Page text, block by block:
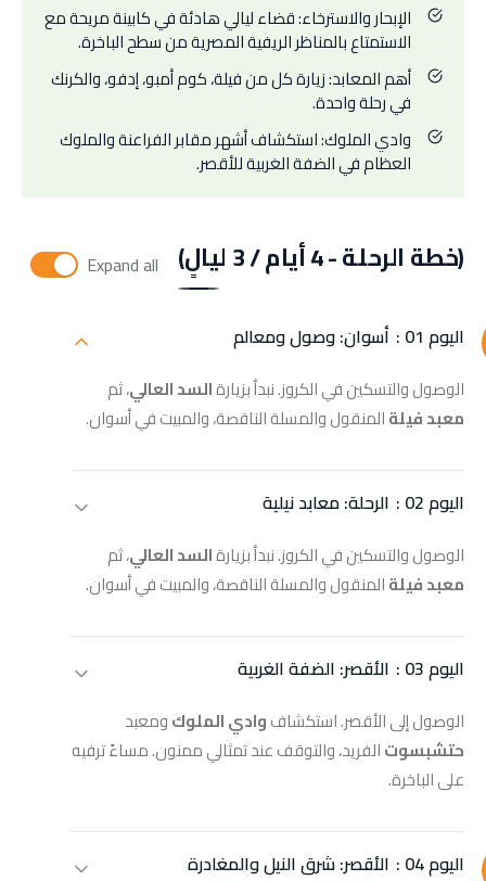
الإبحار والاسترخاء: قضاء ليالي هادئة في كابينة مريحة مع
الاستمتاع بالمناظر الريفية المصرية من سطح الباخرة.
أهم المعابد: زيارة كل من فيلة، كوم أمبو، إدفو، والكرنك
في رحلة واحدة.
وادي الملوك: استكشاف أشهر مقابر الفراعنة والملوك
العظام في الضفة الغربية للأقصر.
(خطة الرحلة - 4 أيام / 3 ليالٍ) Expand all
اليوم 01 : أسوان: وصول ومعالم
الوصول والتسكين في الكروز. نبدأ بزيارةالسد العالي، ثم
معبد فيلةالمنقول والمسلة الناقصة، والمبيت في أسوان.
اليوم 02 : الرحلة: معابد نيلية
الوصول والتسكين في الكروز. نبدأ بزيارةالسد العالي، ثم
معبد فيلةالمنقول والمسلة الناقصة، والمبيت في أسوان.
اليوم 03 : الأقصر: الضفة الغربية
الوصول إلى الأقصر. استكشافوادي الملوكومعبد
حتشبسوتالفريد، والتوقف عند تمثالي ممنون. مساءً ترفيه
على الباخرة.
اليوم 04 : الأقصر: شرق النيل والمغادرة